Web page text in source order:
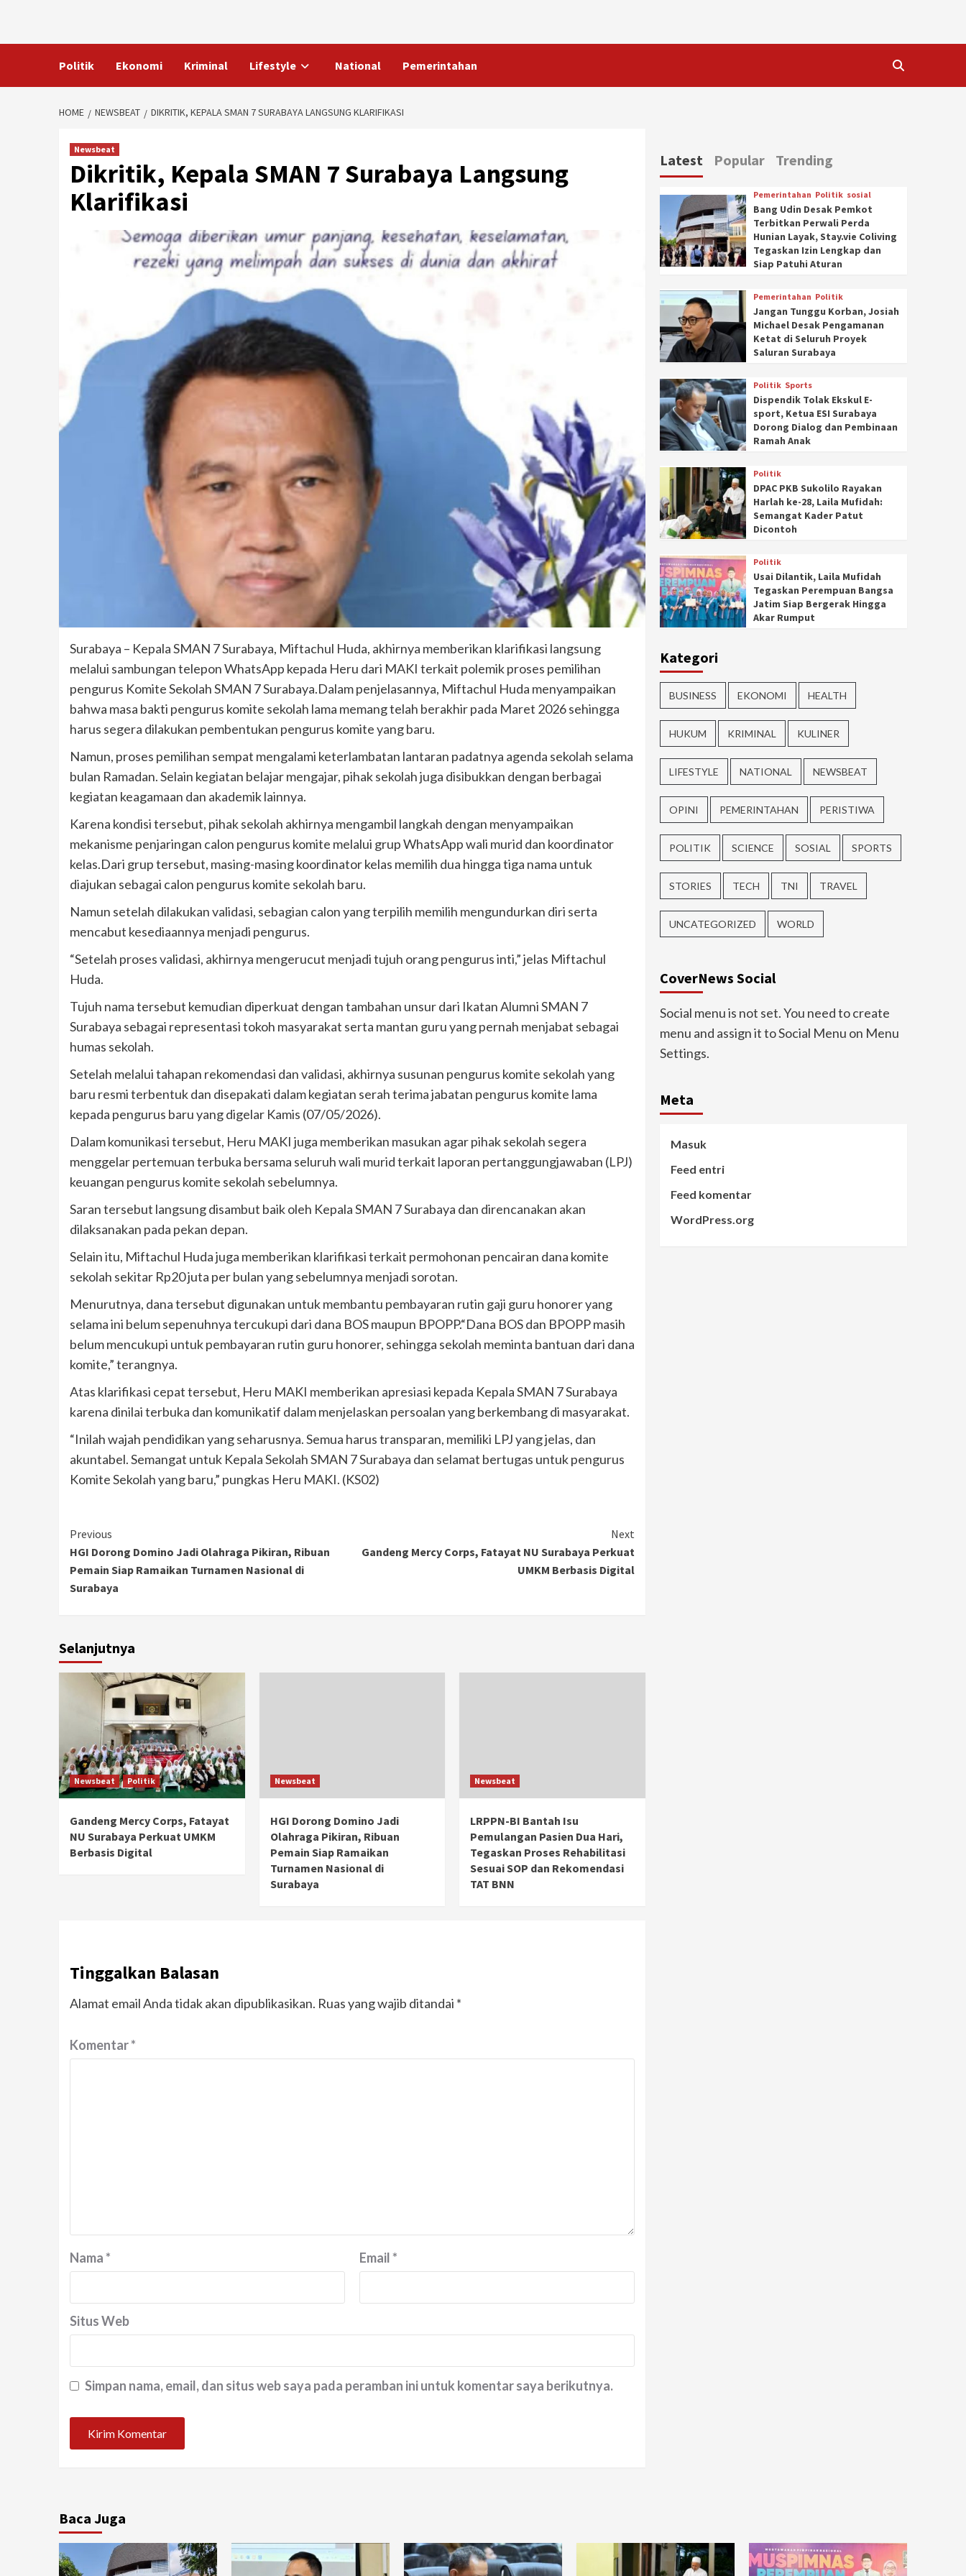
Politik Ekonomi Kriminal Lifestyle National Pemerintahan
HOME NEWSBEAT DIKRITIK, KEPALA SMAN 7 SURABAYA LANGSUNG KLARIFIKASI
Newsbeat
Dikritik, Kepala SMAN 7 Surabaya Langsung
Klarifikasi
Surabaya – Kepala SMAN 7 Surabaya, Miftachul Huda, akhirnya memberikan klarifikasi langsung
melalui sambungan telepon WhatsApp kepada Heru dari MAKI terkait polemik proses pemilihan
pengurus Komite Sekolah SMAN 7 Surabaya.Dalam penjelasannya, Miftachul Huda menyampaikan
bahwa masa bakti pengurus komite sekolah lama memang telah berakhir pada Maret 2026 sehingga
harus segera dilakukan pembentukan pengurus komite yang baru.
Namun, proses pemilihan sempat mengalami keterlambatan lantaran padatnya agenda sekolah selama
bulan Ramadan. Selain kegiatan belajar mengajar, pihak sekolah juga disibukkan dengan berbagai
kegiatan keagamaan dan akademik lainnya.
Karena kondisi tersebut, pihak sekolah akhirnya mengambil langkah dengan menyampaikan
mekanisme penjaringan calon pengurus komite melalui grup WhatsApp wali murid dan koordinator
kelas.Dari grup tersebut, masing-masing koordinator kelas memilih dua hingga tiga nama untuk
diajukan sebagai calon pengurus komite sekolah baru.
Namun setelah dilakukan validasi, sebagian calon yang terpilih memilih mengundurkan diri serta
mencabut kesediaannya menjadi pengurus.
“Setelah proses validasi, akhirnya mengerucut menjadi tujuh orang pengurus inti,” jelas Miftachul
Huda.
Tujuh nama tersebut kemudian diperkuat dengan tambahan unsur dari Ikatan Alumni SMAN 7
Surabaya sebagai representasi tokoh masyarakat serta mantan guru yang pernah menjabat sebagai
humas sekolah.
Setelah melalui tahapan rekomendasi dan validasi, akhirnya susunan pengurus komite sekolah yang
baru resmi terbentuk dan disepakati dalam kegiatan serah terima jabatan pengurus komite lama
kepada pengurus baru yang digelar Kamis (07/05/2026).
Dalam komunikasi tersebut, Heru MAKI juga memberikan masukan agar pihak sekolah segera
menggelar pertemuan terbuka bersama seluruh wali murid terkait laporan pertanggungjawaban (LPJ)
keuangan pengurus komite sekolah sebelumnya.
Saran tersebut langsung disambut baik oleh Kepala SMAN 7 Surabaya dan direncanakan akan
dilaksanakan pada pekan depan.
Selain itu, Miftachul Huda juga memberikan klarifikasi terkait permohonan pencairan dana komite
sekolah sekitar Rp20 juta per bulan yang sebelumnya menjadi sorotan.
Menurutnya, dana tersebut digunakan untuk membantu pembayaran rutin gaji guru honorer yang
selama ini belum sepenuhnya tercukupi dari dana BOS maupun BPOPP.“Dana BOS dan BPOPP masih
belum mencukupi untuk pembayaran rutin guru honorer, sehingga sekolah meminta bantuan dari dana
komite,” terangnya.
Atas klarifikasi cepat tersebut, Heru MAKI memberikan apresiasi kepada Kepala SMAN 7 Surabaya
karena dinilai terbuka dan komunikatif dalam menjelaskan persoalan yang berkembang di masyarakat.
“Inilah wajah pendidikan yang seharusnya. Semua harus transparan, memiliki LPJ yang jelas, dan
akuntabel. Semangat untuk Kepala Sekolah SMAN 7 Surabaya dan selamat bertugas untuk pengurus
Komite Sekolah yang baru,” pungkas Heru MAKI. (KS02)
Continue
Reading
Previous
HGI Dorong Domino Jadi Olahraga Pikiran, Ribuan
Pemain Siap Ramaikan Turnamen Nasional di
Surabaya
Next
Gandeng Mercy Corps, Fatayat NU Surabaya Perkuat
UMKM Berbasis Digital
Selanjutnya
Newsbeat Politik
Gandeng Mercy Corps, Fatayat
NU Surabaya Perkuat UMKM
Berbasis Digital
Newsbeat
HGI Dorong Domino Jadi
Olahraga Pikiran, Ribuan
Pemain Siap Ramaikan
Turnamen Nasional di
Surabaya
Newsbeat
LRPPN-BI Bantah Isu
Pemulangan Pasien Dua Hari,
Tegaskan Proses Rehabilitasi
Sesuai SOP dan Rekomendasi
TAT BNN
Tinggalkan Balasan
Alamat email Anda tidak akan dipublikasikan. Ruas yang wajib ditandai *
Komentar*
Nama* Email*
Situs Web
Simpan nama, email, dan situs web saya pada peramban ini untuk komentar saya berikutnya.
Latest Popular Trending
Pemerintahan Politik sosial
Bang Udin Desak Pemkot
Terbitkan Perwali Perda
Hunian Layak, Stay.vie Coliving
Tegaskan Izin Lengkap dan
Siap Patuhi Aturan
Pemerintahan Politik
Jangan Tunggu Korban, Josiah
Michael Desak Pengamanan
Ketat di Seluruh Proyek
Saluran Surabaya
Politik Sports
Dispendik Tolak Ekskul E-
sport, Ketua ESI Surabaya
Dorong Dialog dan Pembinaan
Ramah Anak
Politik
DPAC PKB Sukolilo Rayakan
Harlah ke-28, Laila Mufidah:
Semangat Kader Patut
Dicontoh
Politik
Usai Dilantik, Laila Mufidah
Tegaskan Perempuan Bangsa
Jatim Siap Bergerak Hingga
Akar Rumput
Kategori
BUSINESS EKONOMI HEALTH
HUKUM KRIMINAL KULINER
LIFESTYLE NATIONAL NEWSBEAT
OPINI PEMERINTAHAN PERISTIWA
POLITIK SCIENCE SOSIAL SPORTS
STORIES TECH TNI TRAVEL
UNCATEGORIZED WORLD
CoverNews Social
Social menu is not set. You need to create
menu and assign it to Social Menu on Menu
Settings.
Meta
Masuk
Feed entri
Feed komentar
WordPress.org
Baca Juga